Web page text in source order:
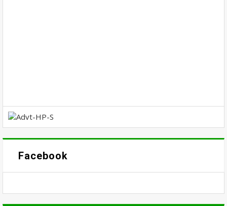
Facebook